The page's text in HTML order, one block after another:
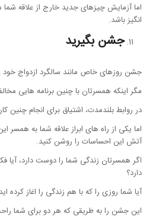
اما آزمایش چیزهای جدید خارج از علاقه
انگیز باشد.
جشن بگیرید
جشن روزهای خاص مانند سالگرد ازدواج خود
مگر اینکه همسرتان با چنین برنامه هایی
در روابط بلندمدت، اشتیاق برای انجام
اما یکی از راه های ابراز علاقه شما به همسر
آتش این احساسات را روشن کنید.
اگر همسرتان زندگی شما را دوست دارد، آیا
دارد؟
آیا شما روزی را که با هم زندگی را اغاز
این جشن را به طریقی که هر دو برای شما